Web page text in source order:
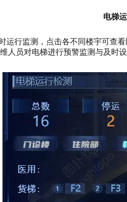
电梯
运行监测，点击各不同楼宇可查
人员对电梯进行预警监测与及时